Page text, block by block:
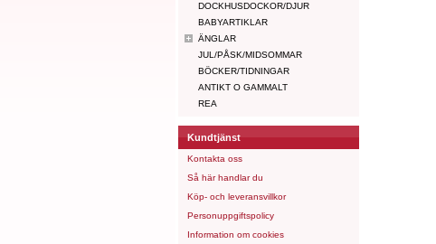
DOCKHUSDOCKOR/DJUR
BABYARTIKLAR
ÄNGLAR
JUL/PÅSK/MIDSOMMAR
BÖCKER/TIDNINGAR
ANTIKT O GAMMALT
REA
Kundtjänst
Kontakta oss
Så här handlar du
Köp- och leveransvillkor
Personuppgiftspolicy
Information om cookies